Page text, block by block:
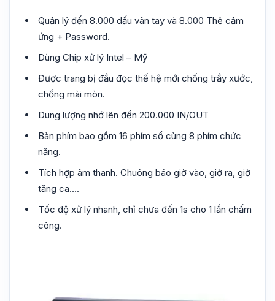
Quản lý đến 8.000 dấu vân tay và 8.000 Thẻ cảm
ứng + Password.
Dùng Chip xử lý Intel – Mỹ
Được trang bị đầu đọc thế hệ mới chống trầy xước,
chống mài mòn.
Dung lượng nhớ lên đến 200.000 IN/OUT
Bàn phím bao gồm 16 phím số cùng 8 phím chức
năng.
Tích hợp âm thanh. Chuông báo giờ vào, giờ ra, giờ
tăng ca….
Tốc độ xử lý nhanh, chỉ chưa đến 1s cho 1 lần chấm
công.